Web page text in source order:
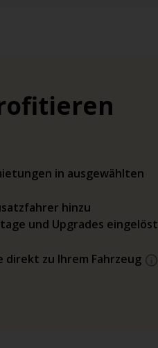
in ausgewählten
hinzu
und Upgrades eingelöst
direkt zu Ihrem Fahrzeug